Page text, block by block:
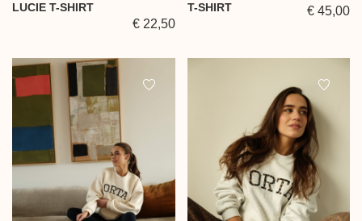
LUCIE T-SHIRT
€ 22,50
T-SHIRT
€ 45,00